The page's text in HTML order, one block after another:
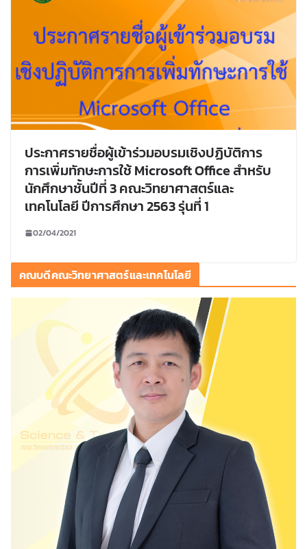
ประกาศรายชื่อผู้เข้าร่วมอบรมเชิงปฏิบัติการ
การเพิ่มทักษะการใช้ Microsoft Office สำหรับ
นักศึกษาชั้นปีที่ 3 คณะวิทยาศาสตร์และ
เทคโนโลยี ปีการศึกษา 2563 รุ่นที่ 1
02/04/2021
คณบดีคณะวิทยาศาสตร์และเทคโนโลยี